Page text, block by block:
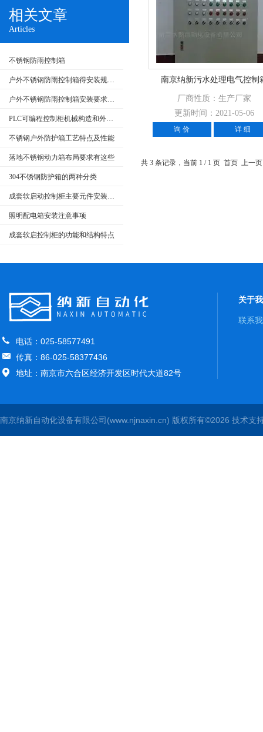
相关文章
Articles
不锈钢防雨控制箱
户外不锈钢防雨控制箱得安装规范介绍，大家快来看
户外不锈钢防雨控制箱安装要求和产品特点
PLC可编程控制柜机械构造和外部回路的检查
不锈钢户外防护箱工艺特点及性能
落地不锈钢动力箱布局要求有这些
304不锈钢防护箱的两种分类
成套软启动控制柜主要元件安装要求和在生产中的应用
照明配电箱安装注意事项
成套软启控制柜的功能和结构特点
南京纳新污水处理电气控制
厂商性质：生产厂家
更新时间：2021-05-06
询 价 详 细
共 3 条记录，当前 1 / 1 页 首页 上一
电话：025-58577491
传真：86-025-58377436
地址：南京市六合区经济开发区时代大道82号
关于
联系
南京纳新自动化设备有限公司(www.njnaxin.cn) 版权所有©2026 技术支